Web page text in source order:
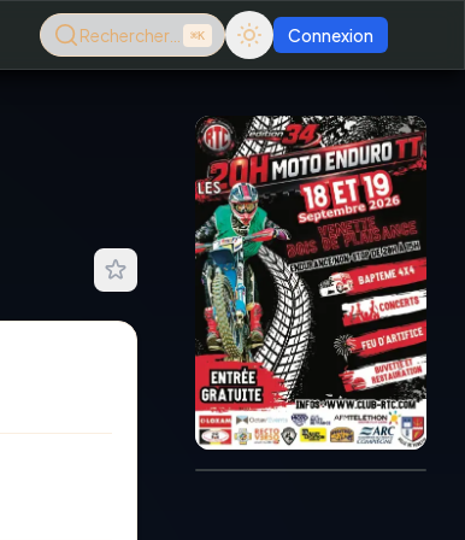
Rechercher… ⌘K Connexion
Consultez le dernier
magazine en ligne
Août2026